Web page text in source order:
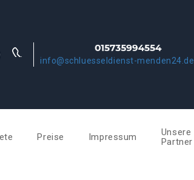
info@schluesseldienst-menden24.de
Preise Impressum
Unsere
Partner